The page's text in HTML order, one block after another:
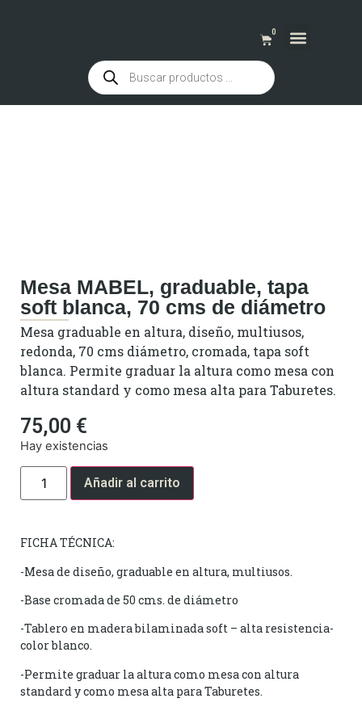
0
Mesa MABEL, graduable, tapa
soft blanca, 70 cms de diámetro
Mesa graduable en altura, diseño, multiusos,
redonda, 70 cms diámetro, cromada, tapa soft
blanca. Permite graduar la altura como mesa con
altura standard y como mesa alta para Taburetes.
75,00 €
Hay existencias
Añadir al carrito
FICHA TÉCNICA:
-Mesa de diseño, graduable en altura, multiusos.
-Base cromada de 50 cms. de diámetro
-Tablero en madera bilaminada soft – alta resistencia-
color blanco.
-Permite graduar la altura como mesa con altura
standard y como mesa alta para Taburetes.